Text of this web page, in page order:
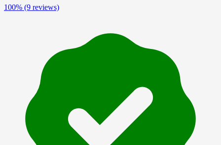
100% (9 reviews)